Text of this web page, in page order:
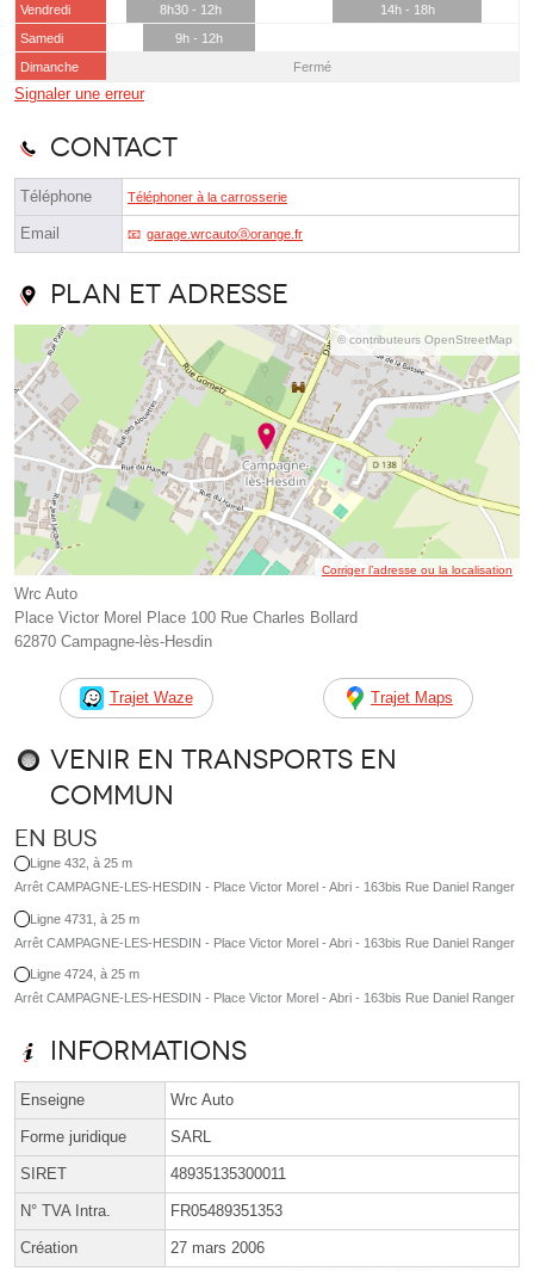
Vendredi
8h30 - 12h
14h - 18h
Samedi
9h - 12h
Dimanche
Fermé
Signaler une erreur
Contact
Téléphone Téléphoner à la carrosserie
Email garage.wrcautoⓐorange.fr
Plan et adresse
© contributeurs OpenStreetMap
Corriger l’adresse ou la localisation
Wrc Auto
Place Victor Morel Place 100 Rue Charles Bollard
62870 Campagne-lès-Hesdin
Trajet Waze Trajet Maps
Venir en transports en
commun
En bus
Ligne 432, à 25 m
Arrêt CAMPAGNE-LES-HESDIN - Place Victor Morel - Abri - 163bis Rue Daniel Ranger
Ligne 4731, à 25 m
Arrêt CAMPAGNE-LES-HESDIN - Place Victor Morel - Abri - 163bis Rue Daniel Ranger
Ligne 4724, à 25 m
Arrêt CAMPAGNE-LES-HESDIN - Place Victor Morel - Abri - 163bis Rue Daniel Ranger
Informations
Enseigne Wrc Auto
Forme juridique SARL
SIRET 48935135300011
N° TVA Intra. FR05489351353
Création 27 mars 2006